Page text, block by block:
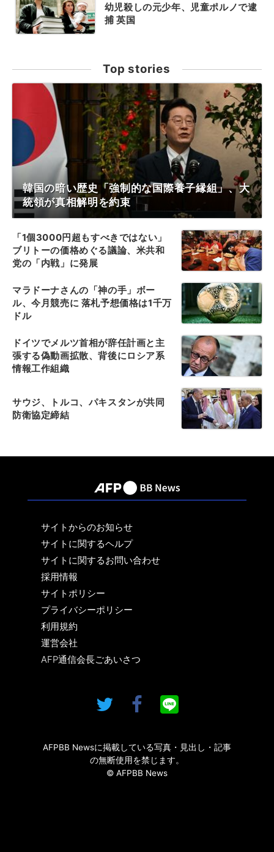
幼児殺しの元少年、児童ポルノで逮
捕 英国
Top stories
韓国の暗い歴史「強制的な国際養子縁組」、大
統領が真相解明を約束
「1個3000円超もすべきではない」
ブリトーの価格めぐる議論、米共和
党の「内戦」に発展
マラドーナさんの「神の手」ボー
ル、今月競売に 落札予想価格は1千万
ドル
ドイツでメルツ首相が辞任計画と主
張する偽動画拡散、背後にロシア系
情報工作組織
サウジ、トルコ、パキスタンが共同
防衛協定締結
サイトからのお知らせ
サイトに関するヘルプ
サイトに関するお問い合わせ
採用情報
サイトポリシー
プライバシーポリシー
利用規約
運営会社
AFP通信会長ごあいさつ
AFPBB Newsに掲載している写真・見出し・記事
の無断使用を禁じます。
© AFPBB News